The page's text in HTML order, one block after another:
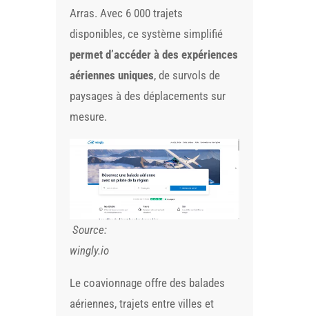
Arras. Avec 6 000 trajets
disponibles, ce système simplifié
permet d’accéder à des expériences
aériennes uniques, de survols de
paysages à des déplacements sur
mesure.
Source:
wingly.io
Le coavionnage offre des balades
aériennes, trajets entre villes et